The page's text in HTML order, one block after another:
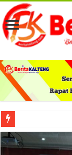
Viral! Selama Dua